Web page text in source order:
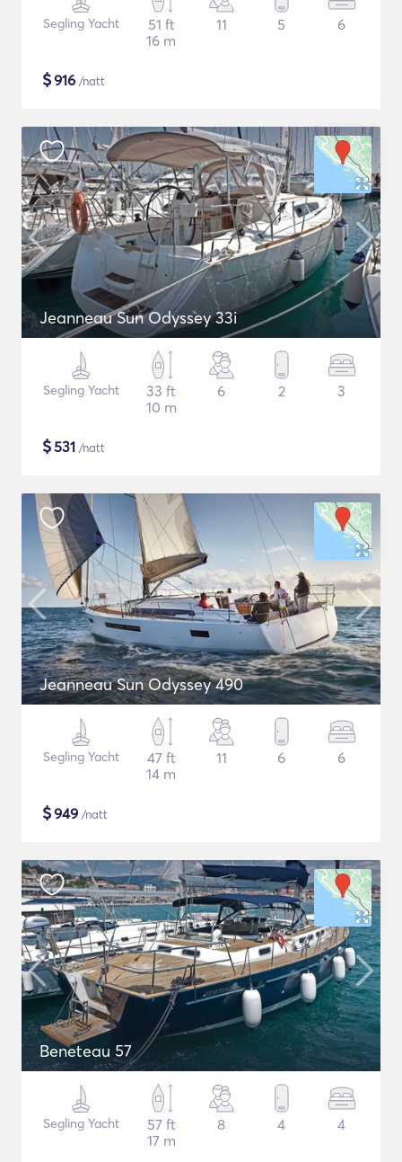
Segling Yacht
51 ft
16 m
11 5 6
$916 /natt
Jeanneau Sun Odyssey 33i
Segling Yacht
33 ft
10 m
6 2 3
$531 /natt
Jeanneau Sun Odyssey 490
Segling Yacht
47 ft
14 m
11 6 6
$949 /natt
Beneteau 57
Segling Yacht
57 ft
17 m
8 4 4